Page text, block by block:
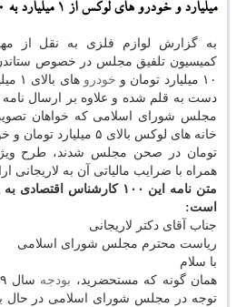
میلیارد و خودرو های لوكس از 1 میلیارد به 300 میلیون تومان شدند.
به گزارش لوازم فلزی به نقل از
كمیسیون تلفیق مجلس در خصوص ستاندن
۱۰ میلیارد تومان و
خودرو
دست به قلم شده و علاوه بر ارسال
مجلس شورای اسلامی كه خواهان
تومان در صحن مجلس شدند، طرح
همراه با ضرایب مالیاتی آن به لاریجانی
متن نامه این ۱۰۰ كارشناس
است:
جناب آقای دكتر لاریجانی
ریاست محترم مجلس شورای اسلامی
با سلام
همان گونه كه مستحضرید، بودجه
توجه در مجلس شورای اسلامی در